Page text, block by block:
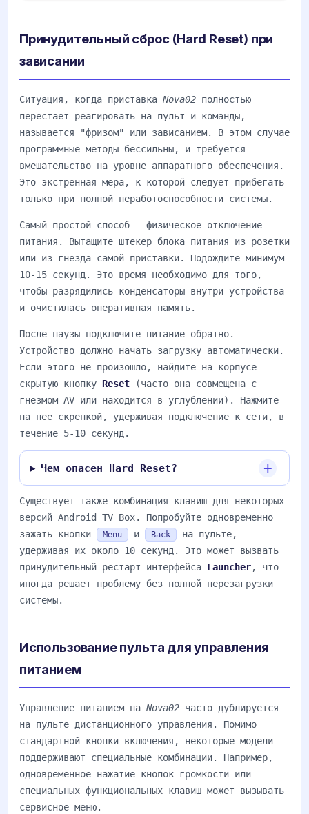
Принудительный сброс (Hard Reset) при
зависании
Ситуация, когда приставка Nova02 полностью
перестает реагировать на пульт и команды,
называется "фризом" или зависанием. В этом случае
программные методы бессильны, и требуется
вмешательство на уровне аппаратного обеспечения.
Это экстренная мера, к которой следует прибегать
только при полной неработоспособности системы.
Самый простой способ — физическое отключение
питания. Вытащите штекер блока питания из розетки
или из гнезда самой приставки. Подождите минимум
10-15 секунд. Это время необходимо для того,
чтобы разрядились конденсаторы внутри устройства
и очистилась оперативная память.
После паузы подключите питание обратно.
Устройство должно начать загрузку автоматически.
Если этого не произошло, найдите на корпусе
скрытую кнопку Reset (часто она совмещена с
гнезмом AV или находится в углублении). Нажмите
на нее скрепкой, удерживая подключение к сети, в
течение 5-10 секунд.
Чем опасен Hard Reset?
Существует также комбинация клавиш для некоторых
версий Android TV Box. Попробуйте одновременно
зажать кнопки
Menu и Back
на пульте,
удерживая их около 10 секунд. Это может вызвать
принудительный рестарт интерфейса Launcher, что
иногда решает проблему без полной перезагрузки
системы.
Использование пульта для управления
питанием
Управление питанием на Nova02 часто дублируется
на пульте дистанционного управления. Помимо
стандартной кнопки включения, некоторые модели
поддерживают специальные комбинации. Например,
одновременное нажатие кнопок громкости или
специальных функциональных клавиш может вызывать
сервисное меню.